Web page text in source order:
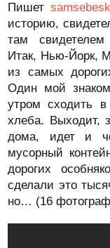
Пишет
историю,
там свидетелем
Итак, Нью-Йорк,
из самых
Один мой
утром сходить
хлеба. Выходит,
дома, идет и
мусорный
дорогих
сделали это
но… (16